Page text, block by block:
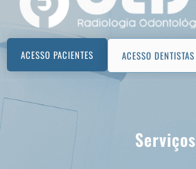
ACESSO PACIENTES ACESSO DENTISTAS
Serviços